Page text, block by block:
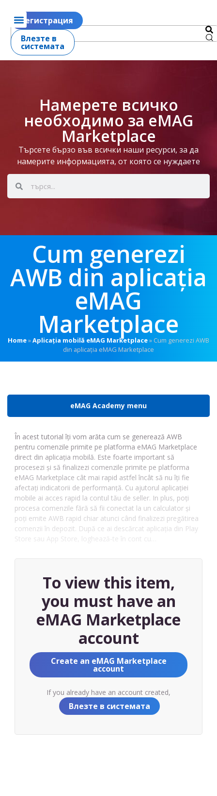
Регистрация
Влезте в
системата
Намерете всичко
необходимо за eMAG
Marketplace
Търсете бързо във всички наши ресурси, за да
намерите информацията, от която се нуждаете
Cum generezi
AWB din aplicația
eMAG
Marketplace
Home»Aplicația mobilă eMAG Marketplace» Cum generezi AWB
din aplicația eMAG Marketplace
eMAG Academy menu
În acest tutorial îți vom arăta cum se generează AWB
pentru comenzile primite pe platforma eMAG Marketplace
direct din aplicația mobilă. Este foarte important să
procesezi și să finalizezi comenzile primite pe platforma
eMAG Marketplace cât mai rapid astfel încât să nu îți fie
afectați indicatorii de performanță. Cu ajutorul aplicației
mobile ai acces rapid la contul tău de seller. In plus, poți
procesa comenzile fără să fii conectat la un calculator și
poți emite AWB rapid chiar atunci când finalizezi pregătirea
comenzii în depozit. După ce ai descărcat aplicația din Play
Store sau App Store, loghează-te în cont cu…
To view this item,
you must have an
eMAG Marketplace
account
Create an eMAG Marketplace
account
If you already have an account created,
Влезте в системата